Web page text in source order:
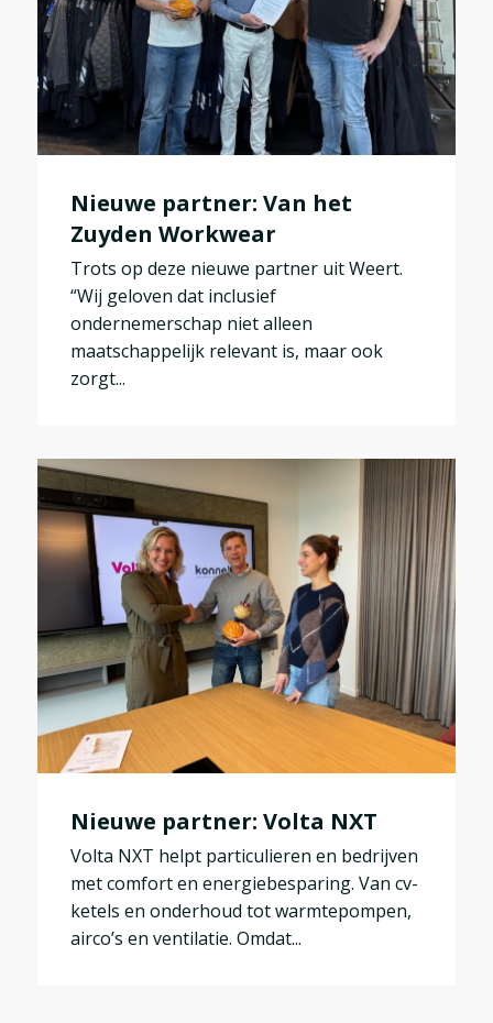
Nieuwe partner: Van het
Zuyden Workwear
Trots op deze nieuwe partner uit Weert.
“Wij geloven dat inclusief
ondernemerschap niet alleen
maatschappelijk relevant is, maar ook
zorgt...
Nieuwe partner: Volta NXT
Volta NXT helpt particulieren en bedrijven
met comfort en energiebesparing. Van cv-
ketels en onderhoud tot warmtepompen,
airco’s en ventilatie. Omdat...